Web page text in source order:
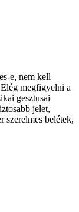
e, nem kell
megfigyelni a
gesztusai
jelet,
szerelmes belétek,